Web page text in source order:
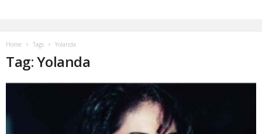
Home Tags Yolanda
Tag: Yolanda